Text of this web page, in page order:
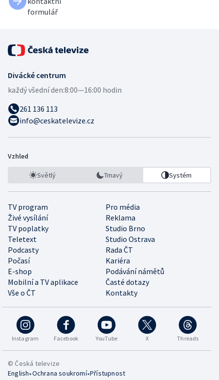
formulář
Divácké centrum
každý všední den:8:00—16:00 hodin
261 136 113
info@ceskatelevize.cz
Vzhled
Světlý Tmavý Systém
TV program
Pro média
Živé vysílání
Reklama
TV poplatky
Studio Brno
Teletext
Studio Ostrava
Podcasty
Rada ČT
Počasí
Kariéra
E-shop
Podávání námětů
Mobilní a TV aplikace
Časté dotazy
Vše o ČT
Kontakty
Instagram Facebook YouTube X Threads
© Česká televize
English•Ochrana soukromí•Přístupnost